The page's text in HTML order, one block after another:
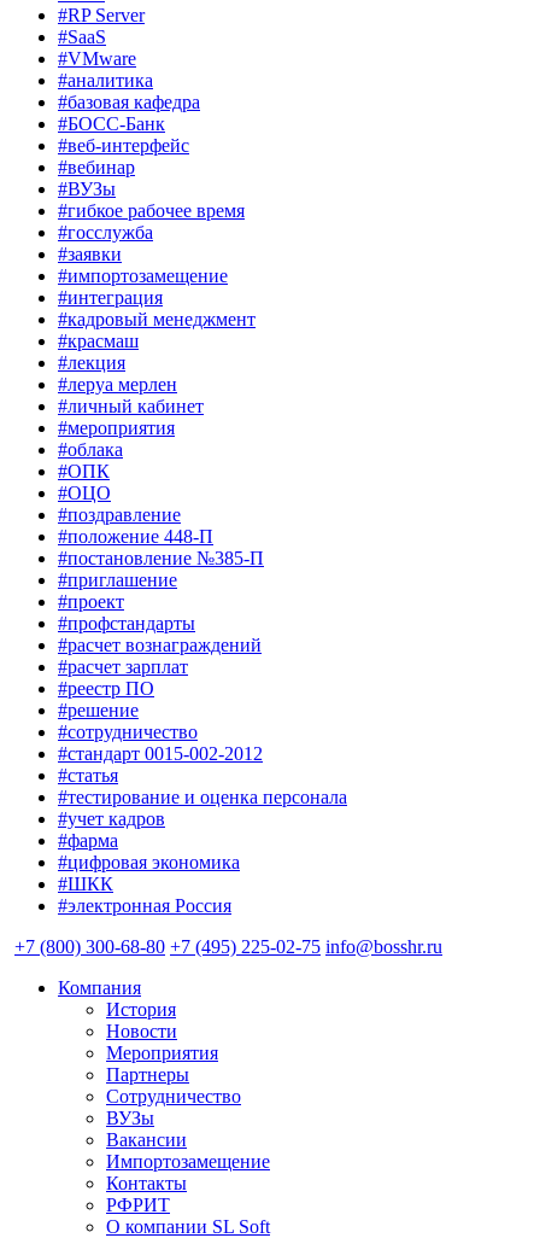
#RP Server
#SaaS
#VMware
#аналитика
#базовая кафедра
#БОСС-Банк
#веб-интерфейс
#вебинар
#ВУЗы
#гибкое рабочее время
#госслужба
#заявки
#импортозамещение
#интеграция
#кадровый менеджмент
#красмаш
#лекция
#леруа мерлен
#личный кабинет
#мероприятия
#облака
#ОПК
#ОЦО
#поздравление
#положение 448-П
#постановление №385-П
#приглашение
#проект
#профстандарты
#расчет вознаграждений
#расчет зарплат
#реестр ПО
#решение
#сотрудничество
#стандарт 0015-002-2012
#статья
#тестирование и оценка персонала
#учет кадров
#фарма
#цифровая экономика
#ШКК
#электронная Россия
+7 (800) 300-68-80 +7 (495) 225-02-75 info@bosshr.ru
Компания
История
Новости
Мероприятия
Партнеры
Сотрудничество
ВУЗы
Вакансии
Импортозамещение
Контакты
РФРИТ
О компании SL Soft